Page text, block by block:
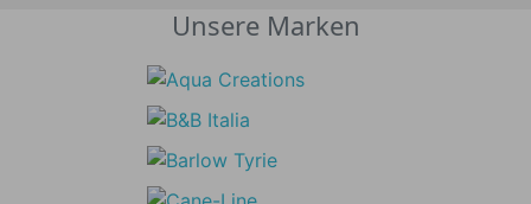
Unsere Marken